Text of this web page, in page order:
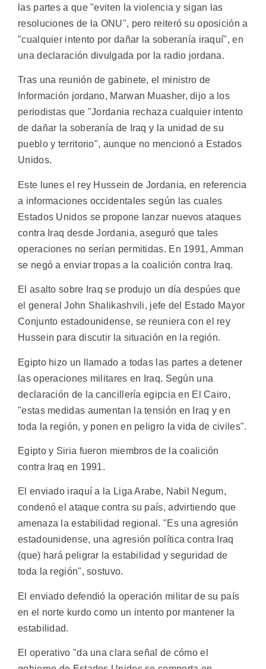
las partes a que "eviten la violencia y sigan las
resoluciones de la ONU", pero reiteró su oposición a
"cualquier intento por dañar la soberanía iraquí", en
una declaración divulgada por la radio jordana.
Tras una reunión de gabinete, el ministro de
Información jordano, Marwan Muasher, dijo a los
periodistas que "Jordania rechaza cualquier intento
de dañar la soberanía de Iraq y la unidad de su
pueblo y territorio", aunque no mencionó a Estados
Unidos.
Este lunes el rey Hussein de Jordania, en referencia
a informaciones occidentales según las cuales
Estados Unidos se propone lanzar nuevos ataques
contra Iraq desde Jordania, aseguró que tales
operaciones no serían permitidas. En 1991, Amman
se negó a enviar tropas a la coalición contra Iraq.
El asalto sobre Iraq se produjo un día despúes que
el general John Shalikashvili, jefe del Estado Mayor
Conjunto estadounidense, se reuniera con el rey
Hussein para discutir la situación en la región.
Egipto hizo un llamado a todas las partes a detener
las operaciones militares en Iraq. Según una
declaración de la cancillería egipcia en El Cairo,
"estas medidas aumentan la tensión en Iraq y en
toda la región, y ponen en peligro la vida de civiles".
Egipto y Siria fueron miembros de la coalición
contra Iraq en 1991.
El enviado iraquí a la Liga Arabe, Nabil Negum,
condenó el ataque contra su país, advirtiendo que
amenaza la estabilidad regional. "Es una agresión
estadounidense, una agresión política contra Iraq
(que) hará peligrar la estabilidad y seguridad de
toda la región", sostuvo.
El enviado defendió la operación militar de su país
en el norte kurdo como un intento por mantener la
estabilidad.
El operativo "da una clara señal de cómo el